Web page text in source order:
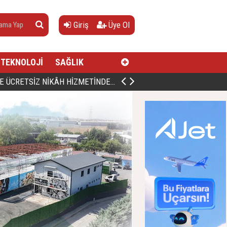
Giriş Üye Ol
TEKNOLOJİ SAĞLIK
DOĞUMUNUN HİCRÎ 91. YILINDA ELAZIĞ'DA YÂD EDİLECEK